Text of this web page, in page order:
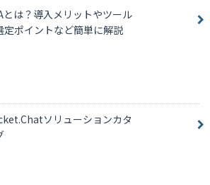
とは？導入メリットやツール
定ポイントなど簡単に解説
ソリューションカタ